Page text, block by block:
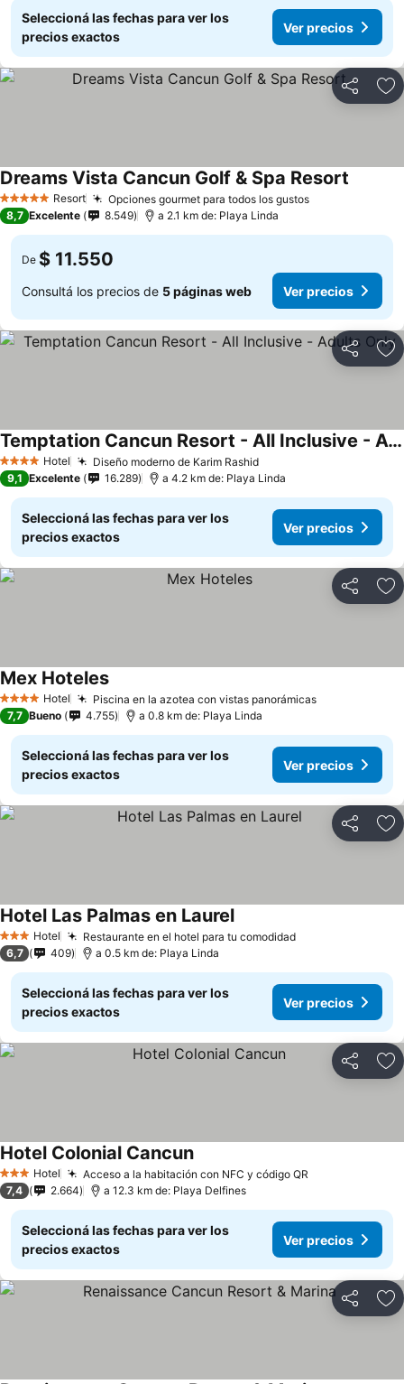
Seleccioná las fechas para ver los
precios exactos
Ver precios
Compartir
5 Estrellas Resort Opciones gourmet para todos los gustos
Dreams Vista Cancun Golf & Spa Resort
8,7 Excelente 8.549 a 2.1 km de: Playa Linda
De $ 11.550
Consultá los precios de 5 páginas web Ver precios
Compartir
4 EstrellasHotel Diseño moderno de Karim Rashid
Temptation Cancun Resort - All Inclusive - Adults Only
9,1 Excelente 16.289 a 4.2 km de: Playa Linda
Seleccioná las fechas para ver los
precios exactos
Ver precios
Compartir
4 EstrellasHotel Piscina en la azotea con vistas panorámicas
Mex Hoteles
7,7 Bueno 4.755 a 0.8 km de: Playa Linda
Seleccioná las fechas para ver los
precios exactos
Ver precios
Compartir
3 Estrellas
Hotel Restaurante en el hotel para tu comodidad
Hotel Las Palmas en Laurel
6,7 409 a 0.5 km de: Playa Linda
Seleccioná las fechas para ver los
precios exactos
Ver precios
Compartir
3 Estrellas
Hotel Acceso a la habitación con NFC y código QR
Hotel Colonial Cancun
7,4 2.664 a 12.3 km de: Playa Delfines
Seleccioná las fechas para ver los
precios exactos
Ver precios
Compartir